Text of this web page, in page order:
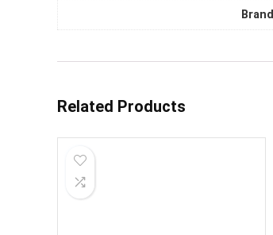
Brand
Related Products